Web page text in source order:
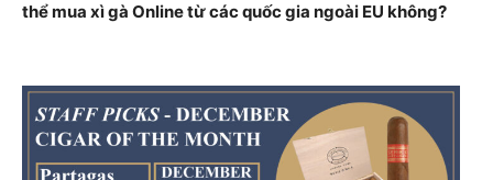
thể mua xì gà Online từ các quốc gia ngoài EU không?